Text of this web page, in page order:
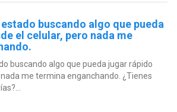
estado buscando algo que pueda
el celular, pero nada me
buscando algo que pueda jugar rápido
me termina enganchando. ¿Tienes